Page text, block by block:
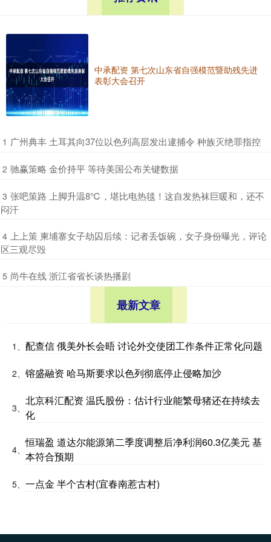
中承配资 第七次山东省自强模范暨助残先进
表彰大会召开
1 ​广州典丰 土耳其向37位以色列高层发出逮捕令 种族灭绝罪指控
2 ​驰赢策略 金价持平 等待美国公布关键数据
3 ​张吧策路 上脚升温8℃，堪比电热毯！这自发热袜巨暖和，还不
闷汗
4 ​上上策 柬埔寨女子劫囚后续：记者丢饭碗，女子身份曝光，评论
区三观尽毁
5 ​尚牛在线 浙江省省长谈热播剧
最新文章
1、 配查信 俄美外长会晤 讨论外交使团工作条件正常化问题
2、 镕盛融资 哈马斯要求以色列彻底停止侵略加沙
3、
北京科汇配资 温氏股份：估计行业能繁母猪还在持续去
化
4、
恒瑞盈 道达尔能源第二季度调整后净利润60.3亿美元 基
本符合预期
5、 一点金 半个古村(宜春南惹古村)